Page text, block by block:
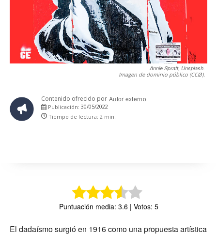
Annie Spratt, Unsplash.
Imagen de dominio público (CCØ).
Contenido ofrecido por Autor externo
Publicación: 30/05/2022
Tiempo de lectura: 2 min.
Puntuación media: 3.6 | Votos: 5
El dadaísmo surgió en 1916 como una propuesta artística